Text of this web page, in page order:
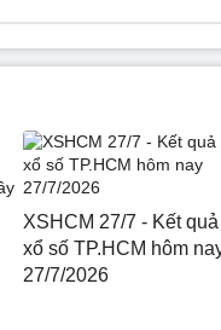
XSHCM 27/7 - Kết quả
xổ số TP.HCM hôm
27/7/2026